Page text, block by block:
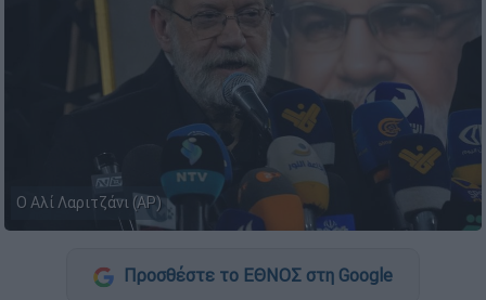
Ο Αλί Λαριτζάνι (AP)
Προσθέστε το ΕΘΝΟΣ στη Google